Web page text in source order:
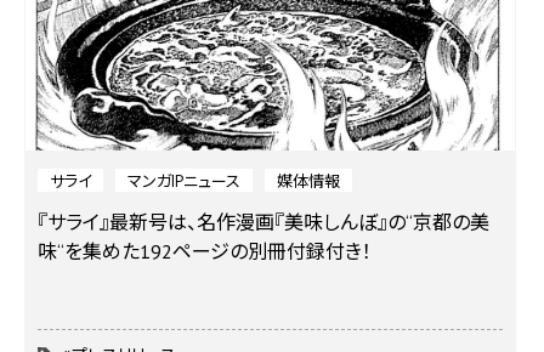
サライ マンガIPニュース 媒体情報
『サライ』最新号は、名作漫画『美味しんぼ』の“京都の美
味“を集めた192ページの別冊付録付き！